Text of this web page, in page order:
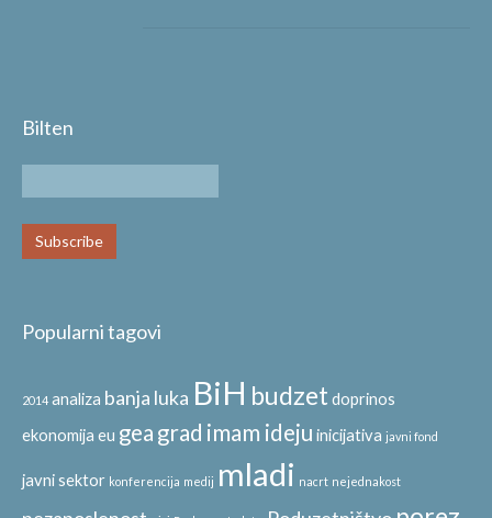
Bilten
Popularni tagovi
2014 analiza banja luka BiH budzet doprinos
ekonomija eu gea grad imam ideju inicijativa javni fond
javni sektor konferencija medij mladi nacrt nejednakost